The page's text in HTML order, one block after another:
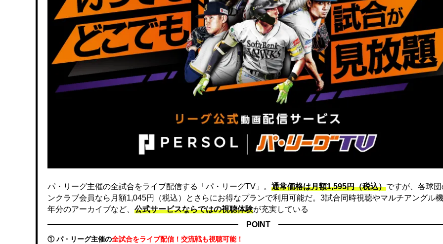
パ・リーグ主催の全試合をライブ配信する「パ・リーグTV」。 通常価格は月額1,595円（税込）ですが、各球
ンクラブ会員なら月額1,045円（税込）とさらにお得なプランで利用可能だ。3試合同時視聴やマルチアングル
年分のアーカイブなど、 公式サービスならではの視聴体験が充実している
POINT
① パ・リーグ主催の全試合をライブ配信！交流戦も視聴可能！